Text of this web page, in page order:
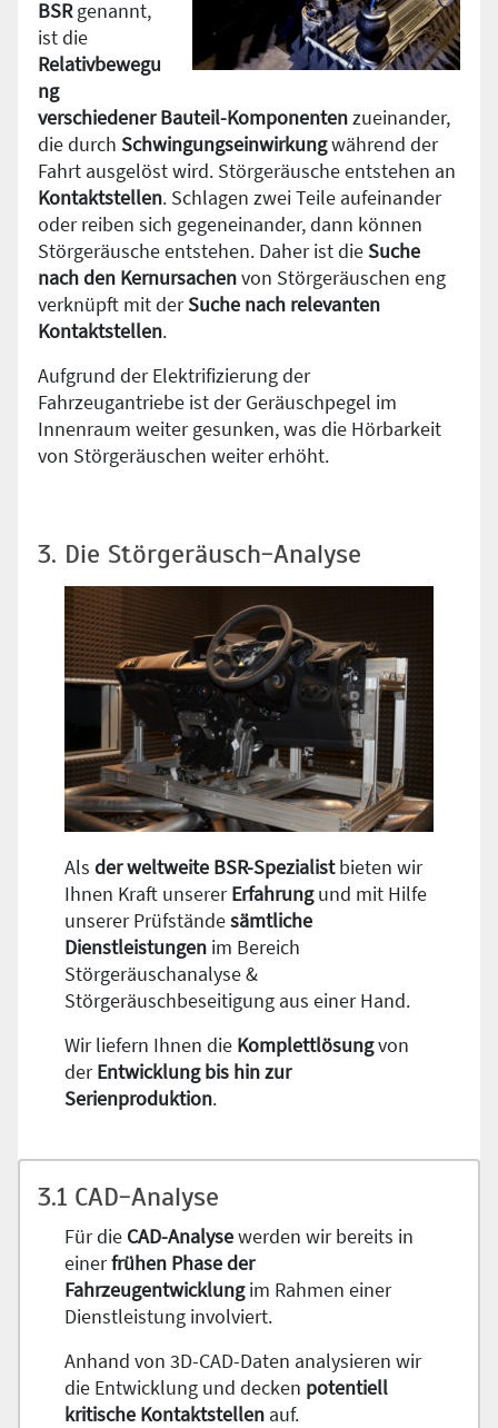
BSRgenannt,
ist die
Relativbewegu
ng
verschiedener Bauteil-Komponentenzueinander,
die durch Schwingungseinwirkungwährend der
Fahrt ausgelöst wird. Störgeräusche entstehen an
Kontaktstellen. Schlagen zwei Teile aufeinander
oder reiben sich gegeneinander, dann können
Störgeräusche entstehen. Daher ist dieSuche
nach den Kernursachenvon Störgeräuschen eng
verknüpft mit derSuche nach relevanten
Kontaktstellen.
Aufgrund der Elektrifizierung der
Fahrzeugantriebe ist der Geräuschpegel im
Innenraum weiter gesunken, was die Hörbarkeit
von Störgeräuschen weiter erhöht.
3. Die Störgeräusch-Analyse
Als der weltweite BSR-Spezialistbieten wir
Ihnen Kraft unsererErfahrungund mit Hilfe
unserer Prüfständesämtliche
Dienstleistungen im Bereich
Störgeräuschanalyse &
Störgeräuschbeseitigung aus einer Hand.
Wir liefern Ihnen die Komplettlösungvon
derEntwicklung bis hin zur
Serienproduktion.
3.1 CAD-Analyse
Für die CAD-Analysewerden wir bereits in
einerfrühen Phase der
Fahrzeugentwicklungim Rahmen einer
Dienstleistung involviert.
Anhand von 3D-CAD-Daten analysieren wir
die Entwicklung und decken potentiell
kritische Kontaktstellen auf.